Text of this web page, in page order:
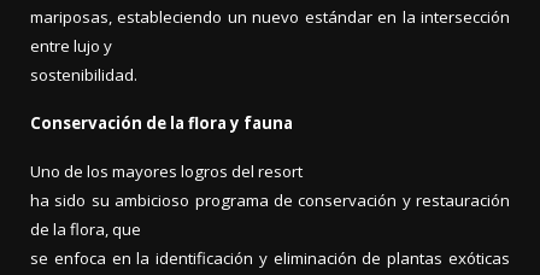
mariposas, estableciendo un nuevo estándar en la intersección
entre lujo y
sostenibilidad.
Conservación de la flora y fauna
Uno de los mayores logros del resort
ha sido su ambicioso programa de conservación y restauración
de la flora, que
se enfoca en la identificación y eliminación de plantas exóticas